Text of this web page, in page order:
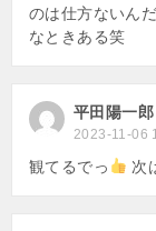
のは仕方ないん
なときある笑
平田陽一郎
2023-11-06
観てるでっ 次